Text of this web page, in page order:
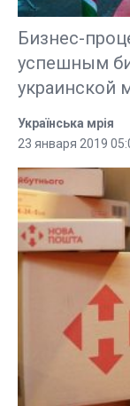
Бизнес-
успешным
украинской
Українська мрія
23 января 2019